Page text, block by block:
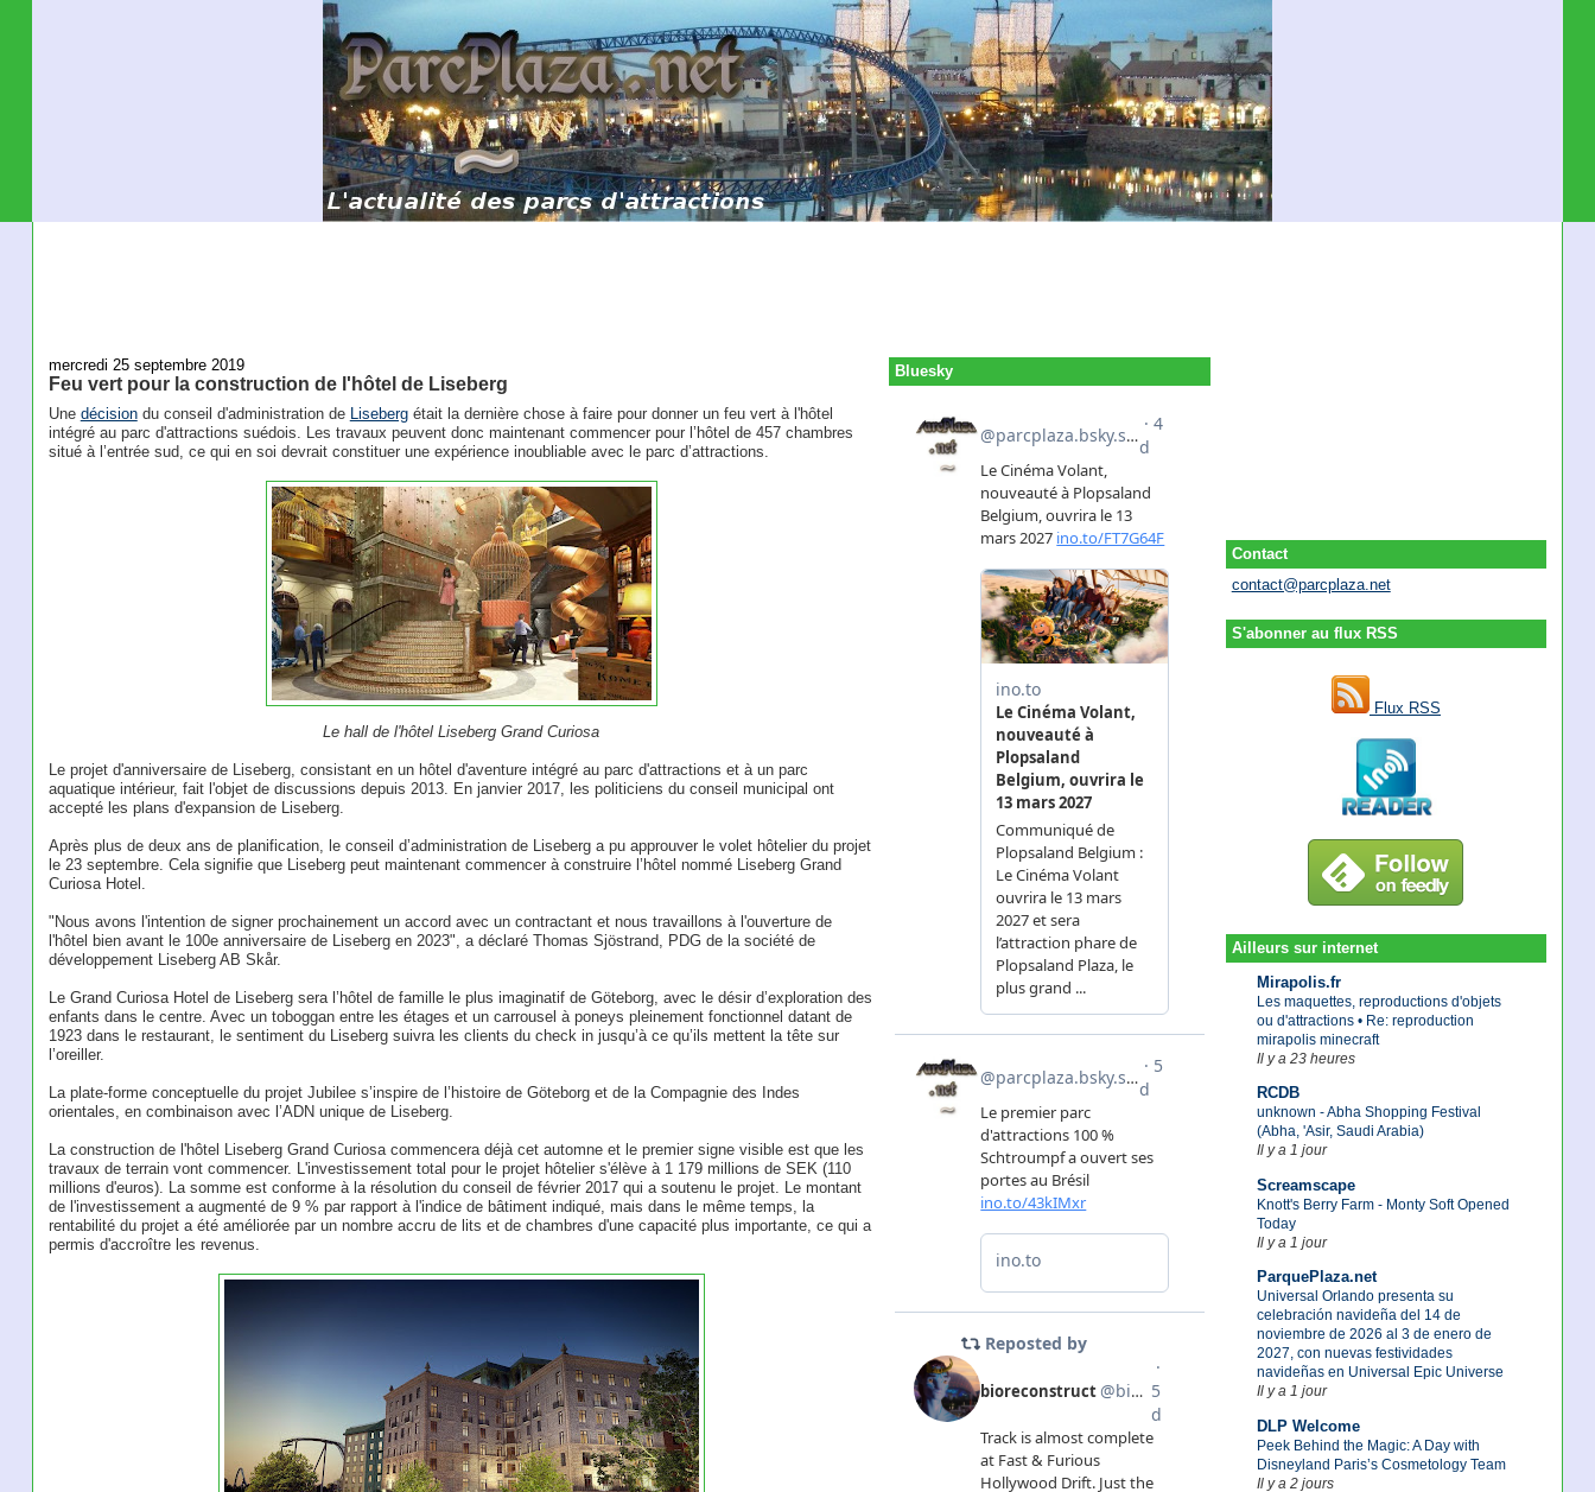
Contact
contact@parcplaza.net
S'abonner au flux RSS
Flux RSS
Ailleurs sur internet
Mirapolis.fr
Les maquettes, reproductions d'objets
ou d'attractions • Re: reproduction
mirapolis minecraft
Il y a 23 heures
RCDB
unknown - Abha Shopping Festival
(Abha, 'Asir, Saudi Arabia)
Il y a 1 jour
Screamscape
Knott's Berry Farm - Monty Soft Opened
Today
Il y a 1 jour
ParquePlaza.net
Universal Orlando presenta su
celebración navideña del 14 de
noviembre de 2026 al 3 de enero de
2027, con nuevas festividades
navideñas en Universal Epic Universe
Il y a 1 jour
DLP Welcome
Peek Behind the Magic: A Day with
Disneyland Paris’s Cosmetology Team
Il y a 2 jours
mercredi 25 septembre 2019
Feu vert pour la construction de l'hôtel de Liseberg
Une décisiondu conseil d'administration de Lisebergétait la dernière chose à faire pour donner un feu vert à l'hôtel
intégré au parc d'attractions suédois. Les travaux peuvent donc maintenant commencer pour l’hôtel de 457 chambres
situé à l’entrée sud, ce qui en soi devrait constituer une expérience inoubliable avec le parc d’attractions.
Le hall de l'hôtel Liseberg Grand Curiosa
Le projet d'anniversaire de Liseberg, consistant en un hôtel d'aventure intégré au parc d'attractions et à un parc
aquatique intérieur, fait l'objet de discussions depuis 2013. En janvier 2017, les politiciens du conseil municipal ont
accepté les plans d'expansion de Liseberg.
Après plus de deux ans de planification, le conseil d’administration de Liseberg a pu approuver le volet hôtelier du projet
le 23 septembre. Cela signifie que Liseberg peut maintenant commencer à construire l’hôtel nommé Liseberg Grand
Curiosa Hotel.
"Nous avons l'intention de signer prochainement un accord avec un contractant et nous travaillons à l'ouverture de
l'hôtel bien avant le 100e anniversaire de Liseberg en 2023", a déclaré Thomas Sjöstrand, PDG de la société de
développement Liseberg AB Skår.
Le Grand Curiosa Hotel de Liseberg sera l’hôtel de famille le plus imaginatif de Göteborg, avec le désir d’exploration des
enfants dans le centre. Avec un toboggan entre les étages et un carrousel à poneys pleinement fonctionnel datant de
1923 dans le restaurant, le sentiment du Liseberg suivra les clients du check in jusqu’à ce qu’ils mettent la tête sur
l’oreiller.
La plate-forme conceptuelle du projet Jubilee s’inspire de l’histoire de Göteborg et de la Compagnie des Indes
orientales, en combinaison avec l’ADN unique de Liseberg.
La construction de l'hôtel Liseberg Grand Curiosa commencera déjà cet automne et le premier signe visible est que les
travaux de terrain vont commencer. L'investissement total pour le projet hôtelier s'élève à 1 179 millions de SEK (110
millions d'euros). La somme est conforme à la résolution du conseil de février 2017 qui a soutenu le projet. Le montant
de l'investissement a augmenté de 9 % par rapport à l'indice de bâtiment indiqué, mais dans le même temps, la
rentabilité du projet a été améliorée par un nombre accru de lits et de chambres d'une capacité plus importante, ce qui a
permis d'accroître les revenus.
Bluesky